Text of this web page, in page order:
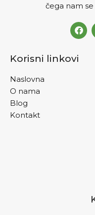
čega nam
Korisni linkovi
Naslovna
O nama
Blog
Kontakt